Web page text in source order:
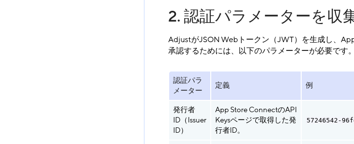
2. 認証パラメーターを収
AdjustがJSON Webトークン（JWT）を生成し、
承認するためには、以下のパラメーターが必要です。
認証パラ
メーター
定義 例
発行者
ID（Issuer
ID）
App Store ConnectのAPI
Keysページで取得した発
行者ID。
57246542-